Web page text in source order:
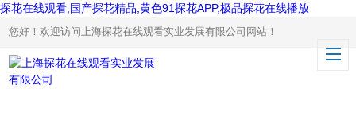
探花在线观看,国产探花精品,黄色91探花APP,极品探花在线播放
您好！欢迎访问上海探花在线观看实业发展有限公司网站！